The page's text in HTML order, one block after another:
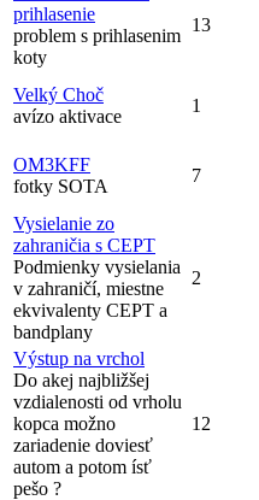
prihlasenie
problem s prihlasenim
koty
13
Velký Choč
avízo aktivace
1
OM3KFF
fotky SOTA
7
Vysielanie zo
zahraničia s CEPT
Podmienky vysielania
v zahraničí, miestne
ekvivalenty CEPT a
bandplany
2
Výstup na vrchol
Do akej najbližšej
vzdialenosti od vrholu
kopca možno
zariadenie doviesť
autom a potom ísť
pešo ?
12